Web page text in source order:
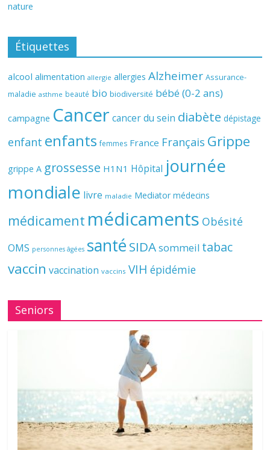
nature
Étiquettes
alcool alimentation allergie allergies Alzheimer Assurance-
maladie asthme beauté bio biodiversité bébé (0-2 ans)
campagne Cancer cancer du sein diabète dépistage
enfant enfants femmes France Français Grippe
grippe A grossesse H1N1 Hôpital journée
mondiale livre maladie Mediator médecins
médicament médicaments Obésité
OMS personnes âgées santé SIDAsommeil tabac
vaccin vaccination vaccins VIH épidémie
Seniors